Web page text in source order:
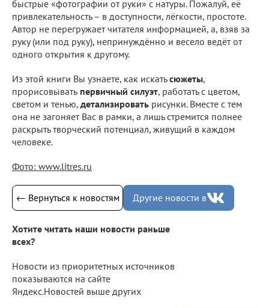
быстрые «фотографии от руки» с натуры. Пожалуй, её
привлекательность – в доступности, лёгкости, простоте.
Автор не перегружает читателя информацией, а, взяв за
руку (или под руку), непринуждённо и весело ведёт от
одного открытия к другому.
Из этой книги Вы узнаете, как искатьсюжеты,
прорисовывать первичный силуэт, работать с цветом,
светом и тенью, детализировать рисунки. Вместе с тем
она не загоняет Вас в рамки, а лишь стремится полнее
раскрыть творческий потенциал, живущий в каждом
человеке.
Фото: www.litres.ru
← Вернуться к новостям Другие новости в
Хотите читать наши новости раньше
всех?
Новости из приоритетных источников
показываются на сайте
Яндекс.Новостей выше других